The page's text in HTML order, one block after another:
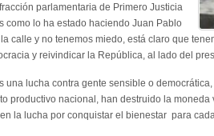
parlamentaria de Primero Justicia
como lo ha estado haciendo Juan Pablo
calle y no tenemos miedo, está claro que
y reivindicar la República, al lado del
una lucha contra gente sensible o
productivo nacional, han destruido la
la lucha por conquistar el bienestar para